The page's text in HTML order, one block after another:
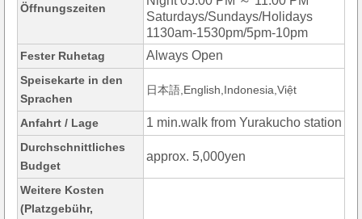
Öffnungszeiten
Saturdays/Sundays/Holidays
1130am-1530pm/5pm-10pm
Fester Ruhetag Always Open
Speisekarte in den
Sprachen
日本語,English,Indonesia,Việt
Anfahrt / Lage 1 min.walk from Yurakucho station
Durchschnittliches
Budget
approx. 5,000yen
Weitere Kosten
(Platzgebühr,